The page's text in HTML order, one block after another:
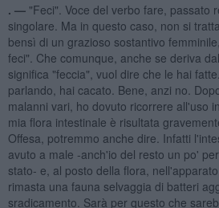
. — "Feci". Voce del verbo fare, passato
singolare. Ma in questo caso, non si
bensì di un grazioso sostantivo
feci". Che comunque, anche se deriva
significa "feccia", vuol dire che le hai
parlando, hai cacato. Bene, anzi no.
malanni vari, ho dovuto ricorrere all'uso
mia flora intestinale è risultata
Offesa, potremmo anche dire. Infatti
avuto a male -anch'io del resto un po'
stato- e, al posto della flora,
rimasta una fauna selvaggia di batteri
sradicamento. Sarà per questo che